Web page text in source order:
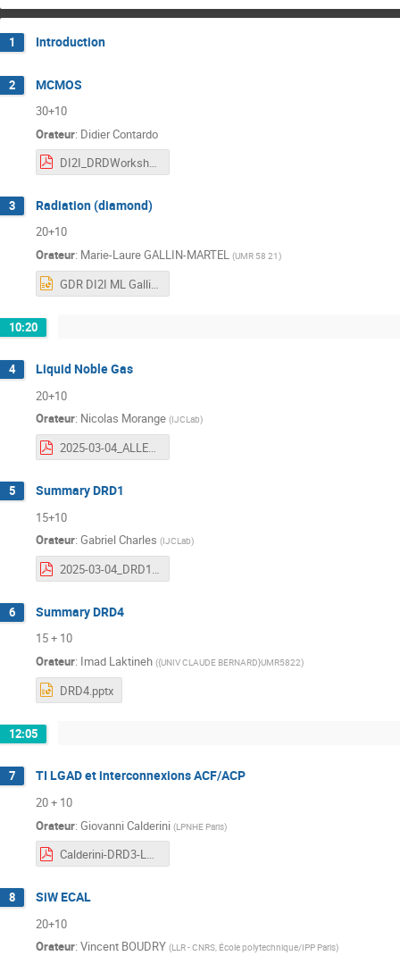
1 Introduction
2 MCMOS
30+10
Orateur: Didier Contardo
DI2I_DRDWorkshop_MCMOS_02032025.pdf
3 Radiation (diamond)
20+10
Orateur: Marie-Laure GALLIN-MARTEL (UMR 58 21)
GDR DI2I ML GallinMartel 4 mars 2025 DRD3 Diamant.pptx
10:20
4 Liquid Noble Gas
20+10
Orateur: Nicolas Morange (IJCLab)
2025-03-04_ALLEGRO_Ecal_DRD_IN2P3.pdf
5 Summary DRD1
15+10
Orateur: Gabriel Charles (IJCLab)
2025-03-04_DRD1-IN2P3.pdf
6 Summary DRD4
15 + 10
Orateur: Imad Laktineh ({UNIV CLAUDE BERNARD}UMR5822)
DRD4.pptx
12:05
7 TI LGAD et interconnexions ACF/ACP
20 + 10
Orateur: Giovanni Calderini (LPNHE Paris)
Calderini-DRD3-LGAD-Interc.pdf
8 SiW ECAL
20+10
Orateur: Vincent BOUDRY (LLR - CNRS, École polytechnique/IPP Paris)